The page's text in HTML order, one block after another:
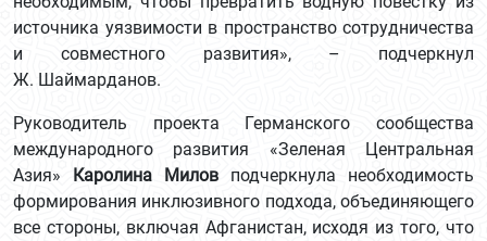
источника уязвимости в пространство сотрудничества
и совместного развития», – подчеркнул
Ж. Шаймарданов.
Руководитель проекта Германского сообщества
международного развития «Зеленая Центральная
Азия» Каролина Милов подчеркнула необходимость
формирования инклюзивного подхода, объединяющего
все стороны, включая Афганистан, исходя из того, что